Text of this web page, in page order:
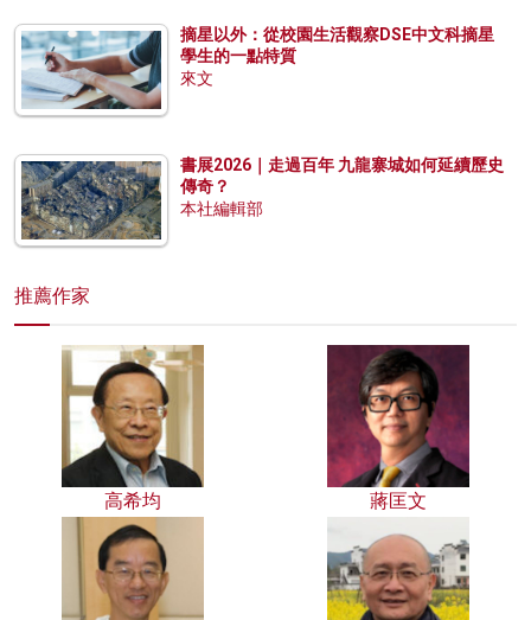
摘星以外：從校園生活觀察DSE中文科摘星
學生的一點特質
來文
書展2026｜走過百年 九龍寨城如何延續歷史
傳奇？
本社編輯部
推薦作家
高希均 蔣匡文